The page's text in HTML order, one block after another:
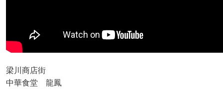
梁川商店街
中華食堂 龍鳳